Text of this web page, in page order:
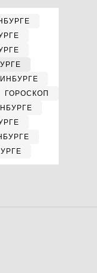
ГОРОСКОП